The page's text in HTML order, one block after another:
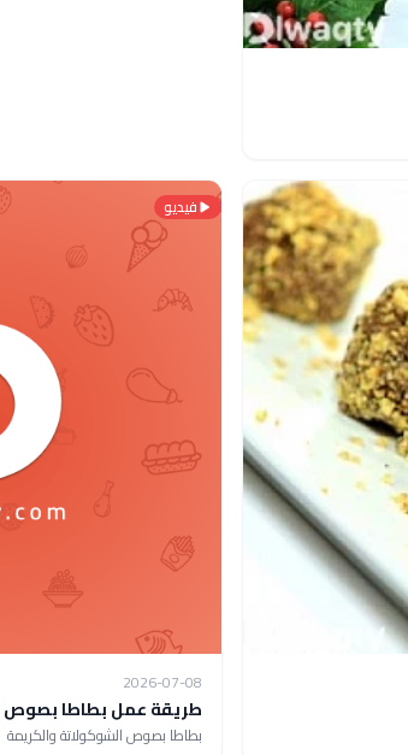
فيديو
2026-07-08
طريقة عمل بطاطا بصوص
بطاطا بصوص الشوكولاتة والكريمة